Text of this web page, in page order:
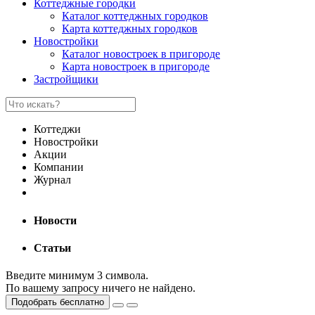
Коттеджные городки
Каталог коттеджных городков
Карта коттеджных городков
Новостройки
Каталог новостроек в пригороде
Карта новостроек в пригороде
Застройщики
Коттеджи
Новостройки
Акции
Компании
Журнал
Новости
Статьи
Введите минимум 3 символа.
По вашему запросу ничего не найдено.
Подобрать бесплатно